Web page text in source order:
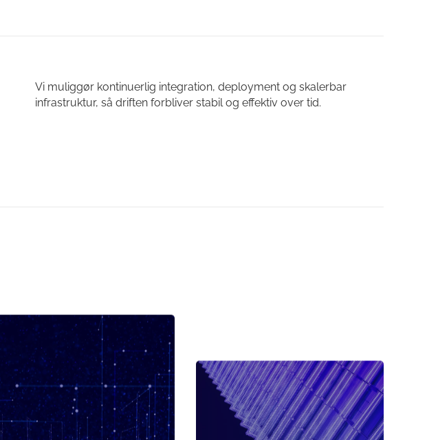
Vi muliggør kontinuerlig integration, deployment og skalerbar
infrastruktur, så driften forbliver stabil og effektiv over tid.